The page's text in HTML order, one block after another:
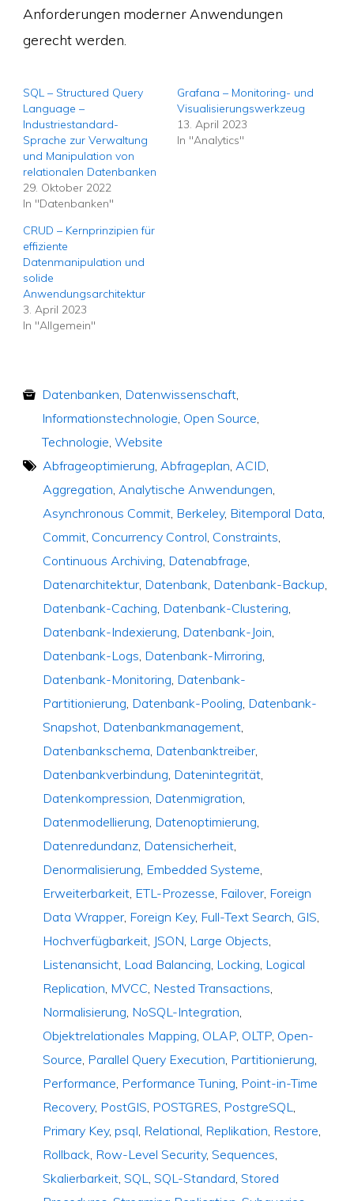
Anforderungen moderner Anwendungen
gerecht werden.
SQL – Structured Query
Language –
Industriestandard-
Sprache zur Verwaltung
und Manipulation von
relationalen Datenbanken
29. Oktober 2022
In "Datenbanken"
Grafana – Monitoring- und
Visualisierungswerkzeug
13. April 2023
In "Analytics"
CRUD – Kernprinzipien für
effiziente
Datenmanipulation und
solide
Anwendungsarchitektur
3. April 2023
In "Allgemein"
Datenbanken Datenwissenschaft,
Informationstechnologie Open Source
Technologie Website
Abfrageoptimierung Abfrageplan ACID
Aggregation Analytische Anwendungen
Asynchronous Commit, Berkeley, Bitemporal Data
Commit, Concurrency Control Constraints
Continuous Archiving Datenabfrage
Datenarchitektur, Datenbank Datenbank-Backup
Datenbank-Caching Datenbank-Clustering
Datenbank-Indexierung Datenbank-Join
Datenbank-Logs Datenbank-Mirroring
Datenbank-Monitoring Datenbank-
Partitionierung Datenbank-Pooling Datenbank-
Snapshot, Datenbankmanagement,
Datenbankschema Datenbanktreiber,
Datenbankverbindung Datenintegrität,
Datenkompression Datenmigration
Datenmodellierung Datenoptimierung
Datenredundanz, Datensicherheit,
Denormalisierung Embedded Systeme
Erweiterbarkeit, ETL-Prozesse Failover, Foreign
Data Wrapper, Foreign Key, Full-Text Search GIS
Hochverfügbarkeit, JSON Large Objects
Listenansicht, Load Balancing Locking Logical
Replication MVCC Nested Transactions
Normalisierung NoSQL-Integration
Objektrelationales Mapping OLAP, OLTP, Open-
Source Parallel Query Execution Partitionierung
Performance Performance Tuning Point-in-Time
Recovery, PostGIS POSTGRES PostgreSQL
Primary Key, psql Relational Replikation Restore
Rollback Row-Level Security, Sequences
Skalierbarkeit, SQL SQL-Standard Stored